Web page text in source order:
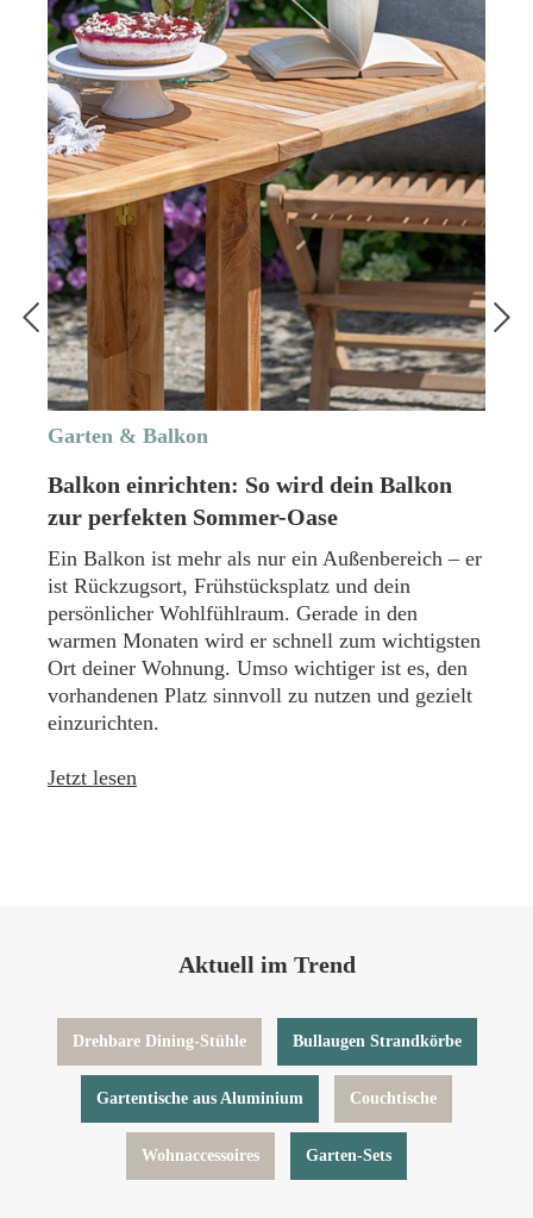
Garten & Balkon
Balkon einrichten: So wird dein Balkon
zur perfekten Sommer-Oase
Ein Balkon ist mehr als nur ein Außenbereich – er
ist Rückzugsort, Frühstücksplatz und dein
persönlicher Wohlfühlraum. Gerade in den
warmen Monaten wird er schnell zum wichtigsten
Ort deiner Wohnung. Umso wichtiger ist es, den
vorhandenen Platz sinnvoll zu nutzen und gezielt
einzurichten.
Jetzt lesen
Aktuell im Trend
Drehbare Dining-Stühle Bullaugen Strandkörbe
Gartentische aus Aluminium Couchtische
Wohnaccessoires Garten-Sets